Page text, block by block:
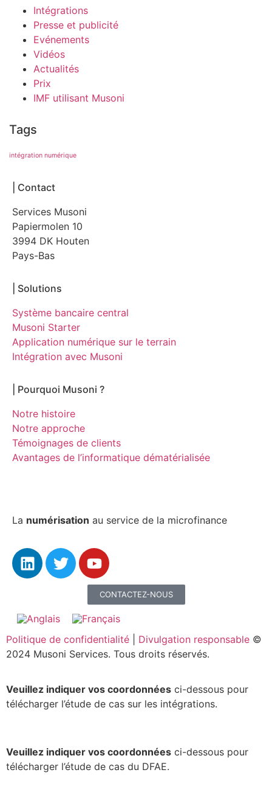
Intégrations
Presse et publicité
Evénements
Vidéos
Actualités
Prix
IMF utilisant Musoni
Tags
intégration numérique
| Contact
Services Musoni
Papiermolen 10
3994 DK Houten
Pays-Bas
| Solutions
Système bancaire central
Musoni Starter
Application numérique sur le terrain
Intégration avec Musoni
| Pourquoi Musoni ?
Notre histoire
Notre approche
Témoignages de clients
Avantages de l’informatique dématérialisée
La numérisation au service de la microfinance
CONTACTEZ-NOUS
Politique de confidentialité Divulgation responsable ©
2024 Musoni Services. Tous droits réservés.
Veuillez indiquer vos coordonnées ci-dessous pour
télécharger l’étude de cas sur les intégrations.
Veuillez indiquer vos coordonnées ci-dessous pour
télécharger l’étude de cas du DFAE.